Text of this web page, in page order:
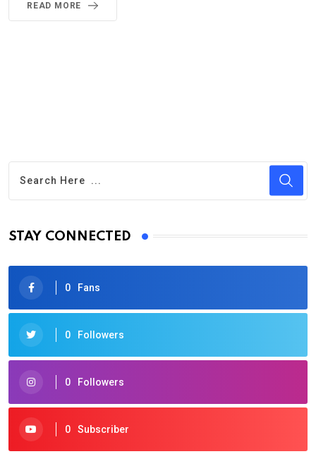
READ MORE
STAY CONNECTED
0 Fans
0 Followers
0 Followers
0 Subscriber